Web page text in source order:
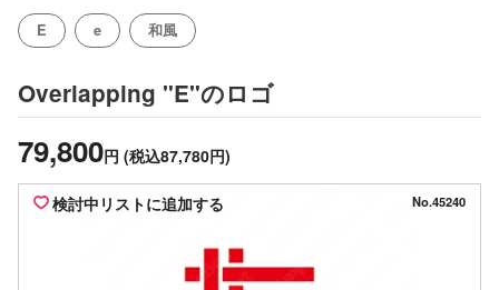
E e 和風
Overlapping "E"のロゴ
79,800円 (税込87,780円)
検討中リストに追加する No.45240